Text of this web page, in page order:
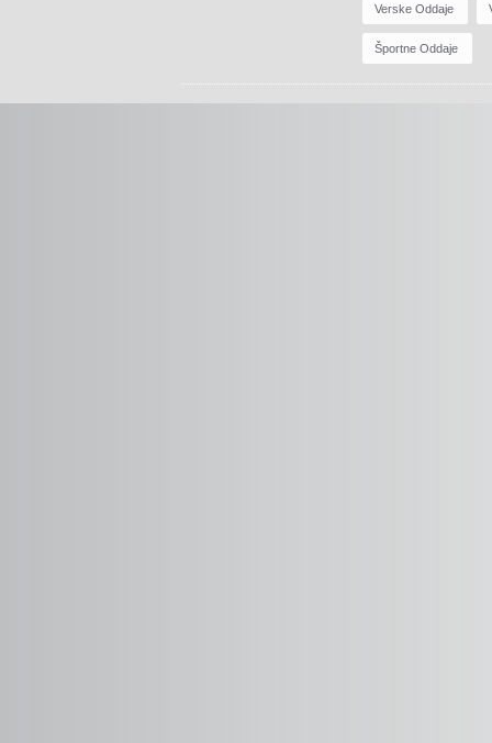
Verske Oddaje
Športne Oddaje